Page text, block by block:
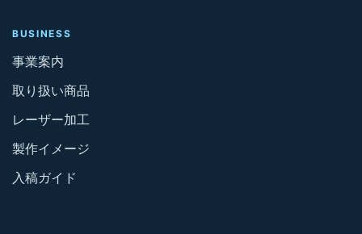
BUSINESS
事業案内
取り扱い商品
レーザー加工
製作イメージ
入稿ガイド